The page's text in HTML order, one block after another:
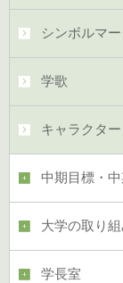
シンボルマー
学歌
キャラクター
中期目標・
大学の取り
学長室